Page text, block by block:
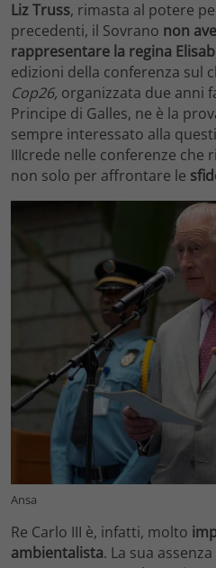
Liz Truss, rimasta al potere
precedenti, il Sovrano non
rappresentare la regina
edizioni della conferenza sul
Cop26, organizzata due anni
Principe di Galles, ne è la
sempre interessato alla
IIIcrede nelle conferenze che
non solo per affrontare le
Ansa
Re Carlo III è, infatti, molto
ambientalista. La sua